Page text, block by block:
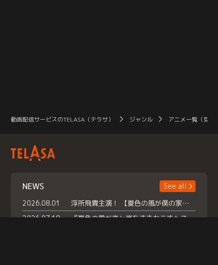
動画配信サービスのTELASA（テラサ） ジャンル アニメ一覧（見放
NEWS
See all
2026.08.01
浮所飛貴主演！ 【夏色の風が僕の家にやってきた】 本日よりテラサで独占配信スタート！
2026.07.18
『夏色の雲が恋と嵐をまきおこす』スペシャルメイキング 【Part1】2026年７月18日（土）23時30分～配信スタート！話題のシーンの裏側を大公開！豪華キャスト大集合！ 『武宮家 真夏の家族会議』開催！